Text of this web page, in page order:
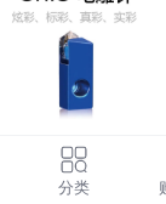
分类